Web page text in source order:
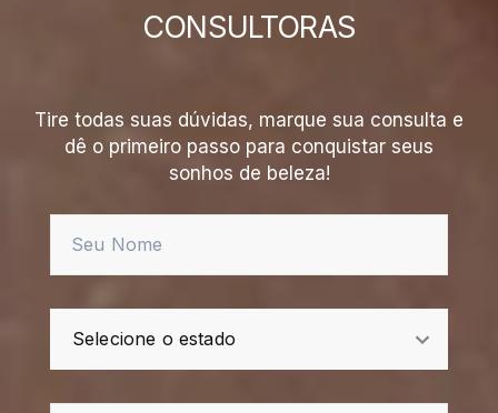
CONSULTORAS
Tire todas suas dúvidas, marque sua consulta e
dê o primeiro passo para conquistar seus
sonhos de beleza!